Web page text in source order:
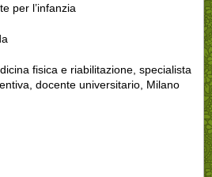
per l’infanzia
fisica e riabilitazione, specialista
docente universitario, Milano